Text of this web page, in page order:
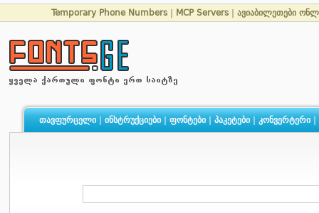
Temporary Phone Numbers MCP Servers ავიაბილეთები
თავფურცელი| ინსტრუქციები| ფონტები| პაკეტები| კონვერტერი|